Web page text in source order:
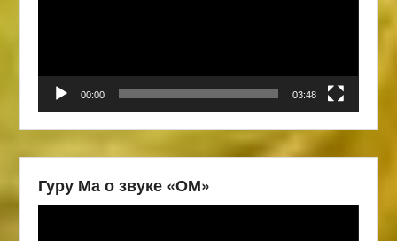
00:00 03:48
Гуру Ма о звуке «ОМ»